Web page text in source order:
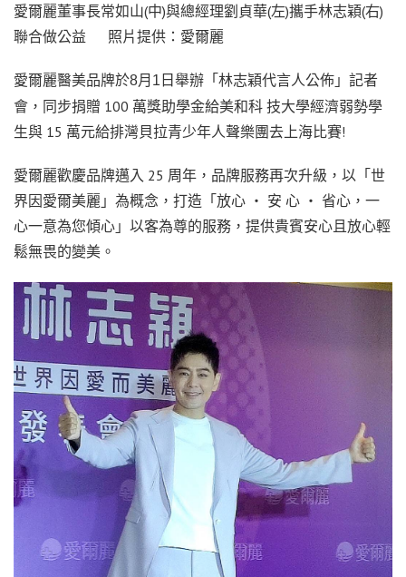
愛爾麗董事長常如山(中)與總經理劉貞華(左)攜手林志穎(右)
聯合做公益 照片提供：愛爾麗
愛爾麗醫美品牌於8月1日舉辦「林志穎代言人公佈」記者
會，同步捐贈 100 萬獎助學金給美和科 技大學經濟弱勢學
生與 15 萬元給排灣貝拉青少年人聲樂團去上海比賽!
愛爾麗歡慶品牌邁入 25 周年，品牌服務再次升級，以「世
界因愛爾美麗」為概念，打造「放心 ‧ 安 心 ‧ 省心，一
心一意為您傾心」以客為尊的服務，提供貴賓安心且放心輕
鬆無畏的變美。